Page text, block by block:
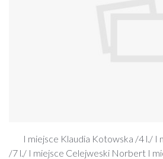
I miejsce Klaudia Kotowska /4 l./ I
/7 l./ I miejsce Celejweski Norbert I